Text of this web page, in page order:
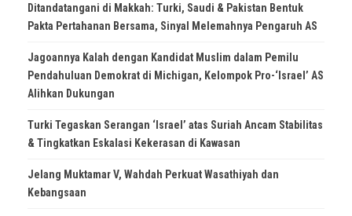
Ditandatangani di Makkah: Turki, Saudi & Pakistan Bentuk
Pakta Pertahanan Bersama, Sinyal Melemahnya Pengaruh AS
Jagoannya Kalah dengan Kandidat Muslim dalam Pemilu
Pendahuluan Demokrat di Michigan, Kelompok Pro-‘Israel’ AS
Alihkan Dukungan
Turki Tegaskan Serangan ‘Israel’ atas Suriah Ancam Stabilitas
& Tingkatkan Eskalasi Kekerasan di Kawasan
Jelang Muktamar V, Wahdah Perkuat Wasathiyah dan
Kebangsaan